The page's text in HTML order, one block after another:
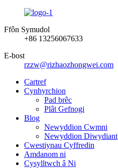
Ffôn Symudol
+86 13256067633
E-bost
rzzw@rizhaozhongwei.com
Cartref
Cynhyrchion
Pad brêc
Plât Gefnogi
Blog
Newyddion Cwmni
Newyddion Diwydiant
Cwestiynau Cyffredin
Amdanom ni
Cysylltwch â Ni